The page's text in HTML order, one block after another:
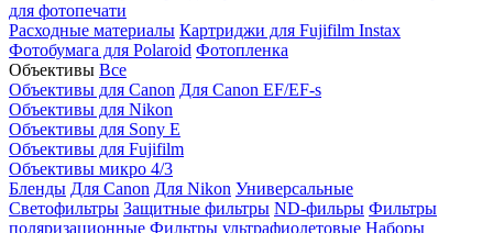
для фотопечати
Расходные материалы Картриджи для Fujifilm Instax
Фотобумага для Polaroid Фотопленка
Объективы Все
Объективы для Canon Для Canon EF/EF-s
Объективы для Nikon
Объективы для Sony E
Объективы для Fujifilm
Объективы микро 4/3
Бленды Для Canon Для Nikon Универсальные
Светофильтры Защитные фильтры ND-фильры Фильтры
поляризационные Фильтры ультрафиолетовые Наборы